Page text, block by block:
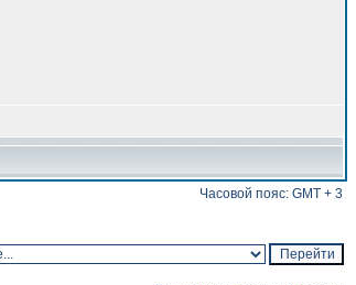
Часовой пояс: GMT + 3